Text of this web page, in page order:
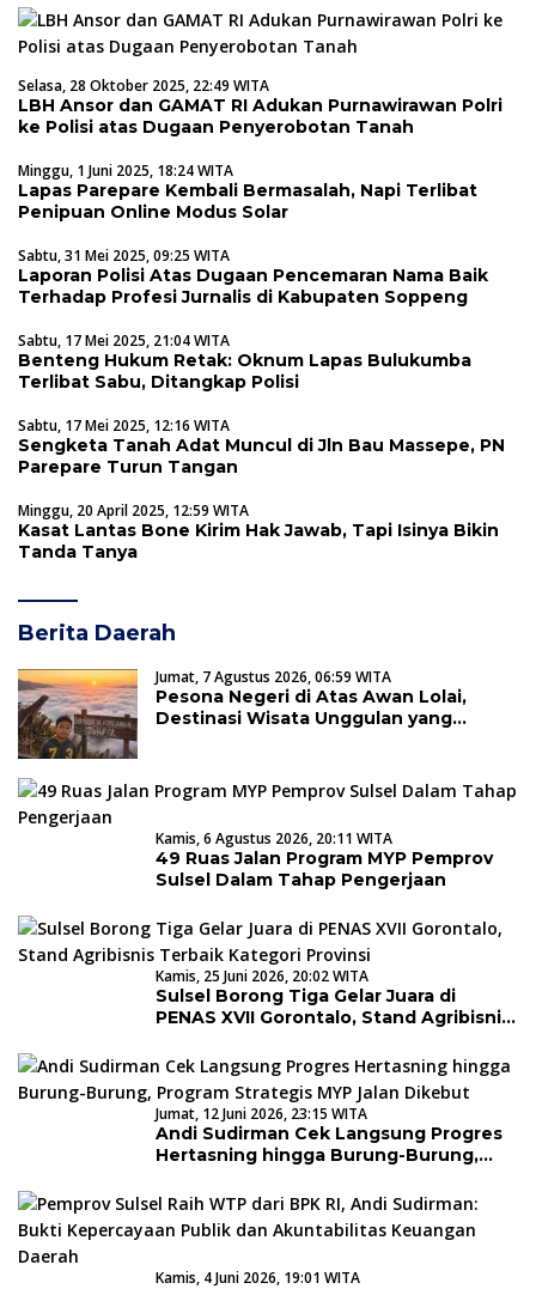
Selasa, 28 Oktober 2025, 22:49 WITA
LBH Ansor dan GAMAT RI Adukan Purnawirawan Polri
ke Polisi atas Dugaan Penyerobotan Tanah
Minggu, 1 Juni 2025, 18:24 WITA
Lapas Parepare Kembali Bermasalah, Napi Terlibat
Penipuan Online Modus Solar
Sabtu, 31 Mei 2025, 09:25 WITA
Laporan Polisi Atas Dugaan Pencemaran Nama Baik
Terhadap Profesi Jurnalis di Kabupaten Soppeng
Sabtu, 17 Mei 2025, 21:04 WITA
Benteng Hukum Retak: Oknum Lapas Bulukumba
Terlibat Sabu, Ditangkap Polisi
Sabtu, 17 Mei 2025, 12:16 WITA
Sengketa Tanah Adat Muncul di Jln Bau Massepe, PN
Parepare Turun Tangan
Minggu, 20 April 2025, 12:59 WITA
Kasat Lantas Bone Kirim Hak Jawab, Tapi Isinya Bikin
Tanda Tanya
Berita Daerah
Jumat, 7 Agustus 2026, 06:59 WITA
Pesona Negeri di Atas Awan Lolai,
Destinasi Wisata Unggulan yang
Kamis, 6 Agustus 2026, 20:11 WITA
49 Ruas Jalan Program MYP Pemprov
Sulsel Dalam Tahap Pengerjaan
Kamis, 25 Juni 2026, 20:02 WITA
Sulsel Borong Tiga Gelar Juara di
PENAS XVII Gorontalo, Stand Agribisnis
Jumat, 12 Juni 2026, 23:15 WITA
Andi Sudirman Cek Langsung Progres
Hertasning hingga Burung-Burung,
Kamis, 4 Juni 2026, 19:01 WITA